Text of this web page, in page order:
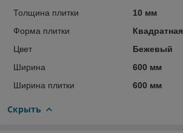
Толщина плитки
10 мм
Форма плитки
Квадратная
Цвет
Бежевый
Ширина
600 мм
Ширина плитки
600 мм
Скрыть